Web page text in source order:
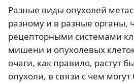
Разные виды опухолей
разному и в разные органы,
рецепторными системами
мишени и опухолевых
очаги, как правило, растут
опухоли, в связи с чем